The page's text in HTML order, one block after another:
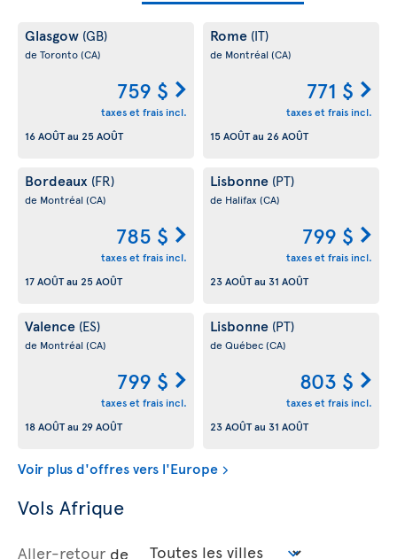
Glasgow (GB)
de Toronto(CA)
759 $
taxes et frais incl.
16 AOÛTau 25 AOÛT
Rome (IT)
de Montréal (CA)
771 $
taxes et frais incl.
15 AOÛTau 26 AOÛT
Bordeaux (FR)
de Montréal (CA)
785 $
taxes et frais incl.
17 AOÛTau 25 AOÛT
Lisbonne (PT)
de Halifax (CA)
799 $
taxes et frais incl.
23 AOÛTau 31 AOÛT
Valence (ES)
de Montréal (CA)
799 $
taxes et frais incl.
18 AOÛTau 29 AOÛT
Lisbonne (PT)
de Québec(CA)
803 $
taxes et frais incl.
23 AOÛTau 31 AOÛT
Voir plus d'offres vers l'Europe
Vols Afrique
Aller-retour de